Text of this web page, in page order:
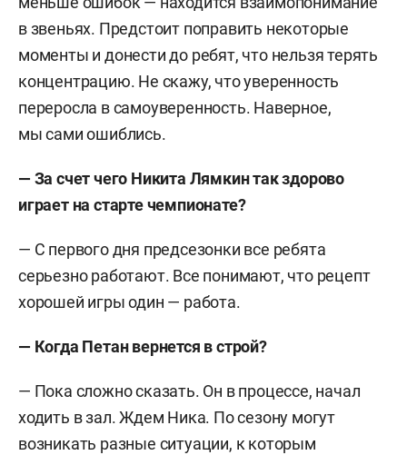
в звеньях. Предстоит поправить некоторые
моменты и донести до ребят, что нельзя терять
концентрацию. Не скажу, что уверенность
переросла в самоуверенность. Наверное,
мы сами ошиблись.
— За счет чего Никита Лямкин так здорово
играет на старте чемпионате?
— С первого дня предсезонки все ребята
серьезно работают. Все понимают, что рецепт
хорошей игры один — работа.
— Когда Петан вернется в строй?
— Пока сложно сказать. Он в процессе, начал
ходить в зал. Ждем Ника. По сезону могут
возникать разные ситуации, к которым